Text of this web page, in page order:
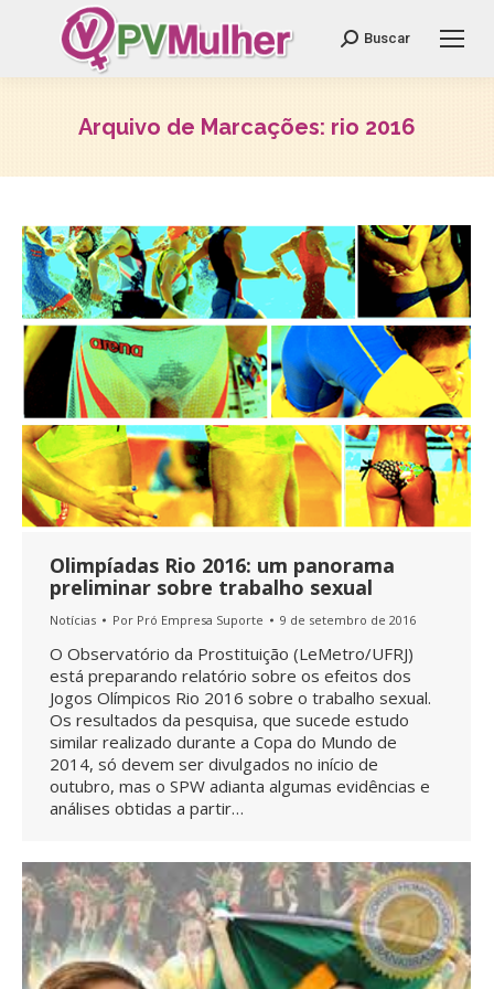
Search:
Buscar
Arquivo de Marcações: rio 2016
Olimpíadas Rio 2016: um panorama
preliminar sobre trabalho sexual
Notícias Por Pró Empresa Suporte 9 de setembro de 2016
O Observatório da Prostituição (LeMetro/UFRJ)
está preparando relatório sobre os efeitos dos
Jogos Olímpicos Rio 2016 sobre o trabalho sexual.
Os resultados da pesquisa, que sucede estudo
similar realizado durante a Copa do Mundo de
2014, só devem ser divulgados no início de
outubro, mas o SPW adianta algumas evidências e
análises obtidas a partir…